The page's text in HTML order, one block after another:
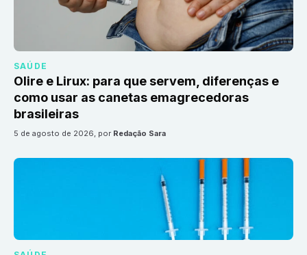
SAÚDE
Olire e Lirux: para que servem, diferenças e
como usar as canetas emagrecedoras
brasileiras
5 de agosto de 2026, por Redação Sara